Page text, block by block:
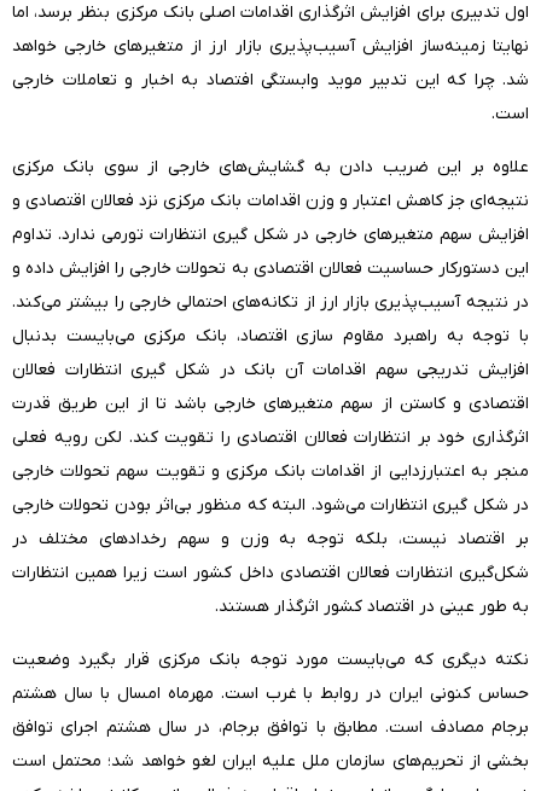
اول تدبیری برای افزایش اثرگذاری اقدامات اصلی بانک مرکزی بنظر برسد،‌ اما
نهایتا زمینه‌ساز افزایش آسیب‌پذیری بازار ارز از متغیرهای خارجی خواهد
شد. چرا که این تدبیر موید وابستگی افتصاد به اخبار و تعاملات خارجی
است.
علاوه بر این ضریب دادن به گشایش‌های خارجی از سوی بانک مرکزی
نتیجه‌ای جز کاهش اعتبار و وزن اقدامات بانک مرکزی نزد فعالان اقتصادی و
افزایش سهم متغیرهای خارجی در شکل گیری انتظارات تورمی ندارد. تداوم
این دستورکار حساسیت فعالان اقتصادی به تحولات خارجی را افزایش داده و
در نتیجه آسیب‌پذیری بازار ارز از تکانه‌های احتمالی خارجی را بیشتر می‌کند.
با توجه به راهبرد مقاوم سازی اقتصاد، بانک مرکزی می‌بایست بدنبال
افزایش تدریجی سهم اقدامات آن بانک در شکل گیری انتظارات فعالان
اقتصادی و کاستن از سهم متغیرهای خارجی باشد تا از این طریق قدرت
اثرگذاری خود بر انتظارات فعالان اقتصادی را تقویت کند. لکن رویه فعلی
منجر به اعتبارزدایی از اقدامات بانک مرکزی و تقویت سهم تحولات خارجی
در شکل گیری انتظارات می‌شود. البته که منظور بی‌اثر بودن تحولات خارجی
بر اقتصاد نیست، بلکه توجه به وزن و سهم رخدادهای مختلف در
شکل‌گیری انتظارات فعالان اقتصادی داخل کشور است زیرا همین انتظارات
به طور عینی در اقتصاد کشور اثرگذار هستند.
نکته دیگری که می‌بایست مورد توجه بانک مرکزی قرار بگیرد وضعیت
حساس کنونی ایران در روابط با غرب است. مهرماه امسال با سال هشتم
برجام مصادف است. مطابق با توافق برجام، در سال هشتم اجرای توافق
بخشی از تحریم‌های سازمان ملل علیه ایران لغو خواهد شد؛ محتمل است